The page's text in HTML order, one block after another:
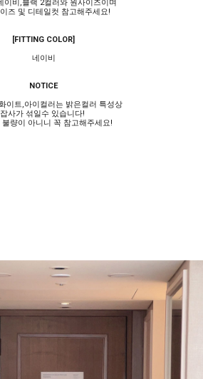
이비,블랙 2컬러와 원사이즈이며
즈 및 디테일컷 참고해주세요!
[FITTING COLOR]
네이비
NOTICE
이트,아이컬러는 밝은컬러 특성상
잡사가 섞일수 있습니다!
불량이 아니니 꼭 참고해주세요!